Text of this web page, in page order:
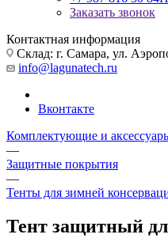
Заказать звонок
Контактная информация
Склад: г. Самара, ул.
info@lagunatech.ru
Вконтакте
Комплектующие и
—
Защитные покрытия
—
Тенты для зимней
Тент защитный